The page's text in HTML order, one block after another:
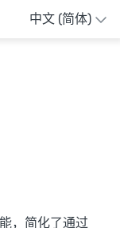
中文 (简体)
，简化了通过